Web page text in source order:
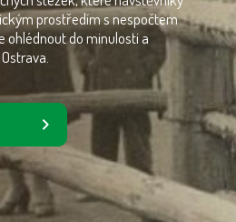
prostředím s nespočtem
ohlédnout do minulosti a